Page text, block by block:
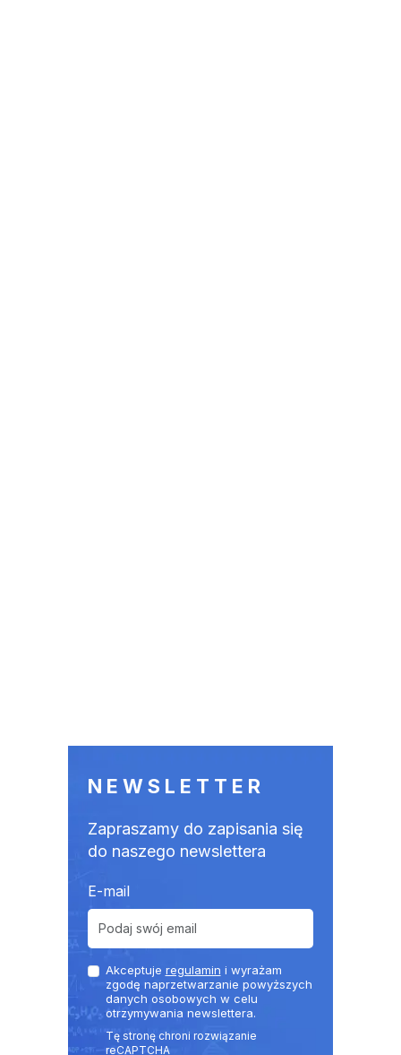
NEWSLETTER
Zapraszamy do zapisania się
do naszego newslettera
E-mail
Akceptuje regulamin i wyrażam
zgodę naprzetwarzanie powyższych
danych osobowych w celu
otrzymywania newslettera.